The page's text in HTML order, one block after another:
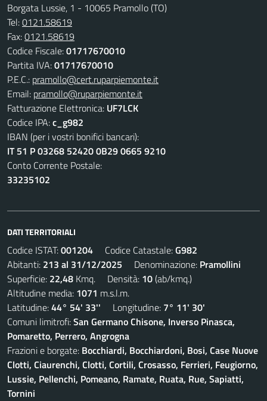
Borgata Lussie, 1 - 10065 Pramollo (TO)
Tel:0121.58619
Fax:0121.58619
Codice Fiscale:01717670010
Partita IVA:01717670010
P.E.C.: pramollo@cert.ruparpiemonte.it
Email: pramollo@ruparpiemonte.it
Fatturazione Elettronica: UF7LCK
Codice IPA:c_g982
IBAN (per i vostri bonifici bancari):
IT 51 P 03268 52420 0B29 0665 9210
Conto Corrente Postale:
33235102
DATI TERRITORIALI
Codice ISTAT:001204 Codice Catastale:G982
Abitanti: 213 al 31/12/2025 Denominazione: Pramollini
Superficie: 22,48 Kmq. Densità: 10(ab/kmq.)
Altitudine media: 1071 m.s.l.m.
Latitudine:44° 54' 33'' Longitudine: 7° 11' 30'
Comuni limitrofi:San Germano Chisone, Inverso Pinasca,
Pomaretto, Perrero, Angrogna
Frazioni e borgate: Bocchiardi, Bocchiardoni, Bosi, Case Nuove
Clotti, Ciaurenchi, Clotti, Cortili, Crosasso, Ferrieri, Feugiorno,
Lussie, Pellenchi, Pomeano, Ramate, Ruata, Rue, Sapiatti,
Tornini